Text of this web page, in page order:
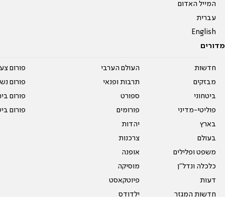
המייל האדום
עברית
English
מדורים
חדשות
מבזקים
ביטחוני
פוליטי-מדיני
בארץ
בעולם
משפט ופלילים
כלכלה ונדל"ן
דעות
חדשות המגזר
העולם הערבי
תרבות ופנאי
ספורט
פורומים
יהדות
צרכנות
אופנה
מוסיקה
פיוטקאסט
ילדודס
פורום
פורום
פורום
פורום